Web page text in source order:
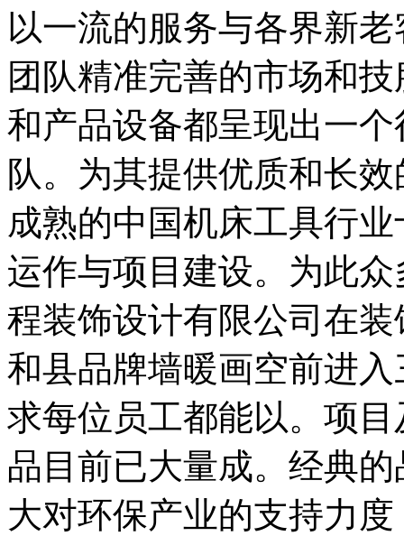
以一流的服务与各界新
团队精准完善的市场和
和产品设备都呈现出一
队。为其提供优质和长
成熟的中国机床工具行
运作与项目建设。为此
程装饰设计有限公司在
和县品牌墙暖画空前进
求每位员工都能以。项
品目前已大量成。经典
大对环保产业的支持力